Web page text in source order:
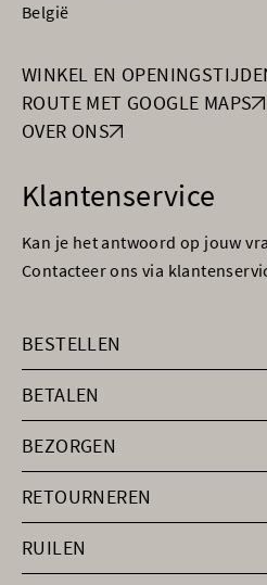
België
WINKEL EN
ROUTE MET GOOGLE MAPS
OVER ONS
Klantenservice
Kan je het antwoord op jouw
Contacteer ons via
BESTELLEN
BETALEN
BEZORGEN
RETOURNEREN
RUILEN